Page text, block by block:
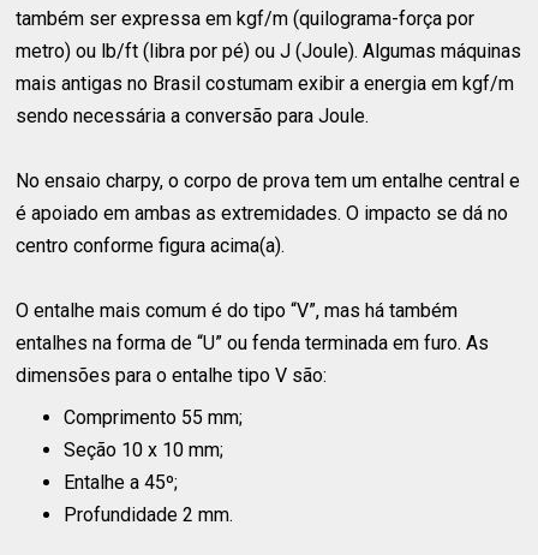
também ser expressa em kgf/m (quilograma-força por
metro) ou lb/ft (libra por pé) ou J (Joule). Algumas máquinas
mais antigas no Brasil costumam exibir a energia em kgf/m
sendo necessária a conversão para Joule.
No ensaio charpy, o corpo de prova tem um entalhe central e
é apoiado em ambas as extremidades. O impacto se dá no
centro conforme figura acima(a).
O entalhe mais comum é do tipo “V”, mas há também
entalhes na forma de “U” ou fenda terminada em furo. As
dimensões para o entalhe tipo V são:
Comprimento 55 mm;
Seção 10 x 10 mm;
Entalhe a 45º;
Profundidade 2 mm.